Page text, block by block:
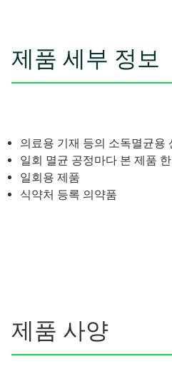
제품 세부 정보
의료용 기재 등의 소독멸균용
일회 멸균 공정마다 본 제품
일회용 제품
식약처 등록 의약품
제품 사양